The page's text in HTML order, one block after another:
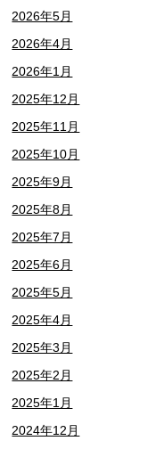
2026年5月
2026年4月
2026年1月
2025年12月
2025年11月
2025年10月
2025年9月
2025年8月
2025年7月
2025年6月
2025年5月
2025年4月
2025年3月
2025年2月
2025年1月
2024年12月